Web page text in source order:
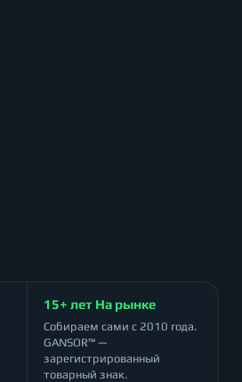
15+ лет На рынке
Собираем сами с 2010 года.
GANSOR™ —
зарегистрированный
товарный знак.